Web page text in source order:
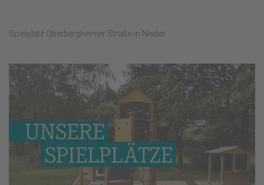
Spielplatz Oberbergheimer Straße in Nieder